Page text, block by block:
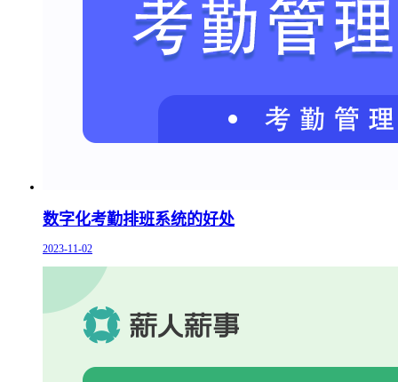
数字化考勤排班系统的好处
2023-11-02